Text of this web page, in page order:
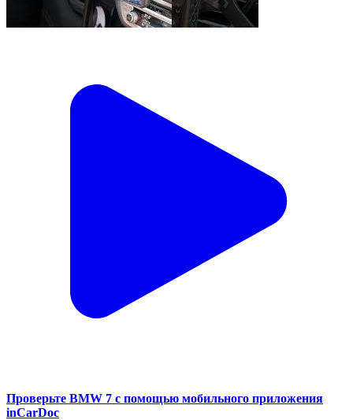
Проверьте BMW 7 с помощью мобильного приложения
inCarDoc